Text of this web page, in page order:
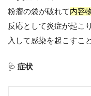
粉瘤の袋が破れて内容
反応として炎症が起こ
入して感染を起こすこ
🩺 症状